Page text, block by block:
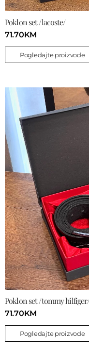
Poklon set /lacoste/
71.70KM
Pogledajte proizvode
Poklon set /tommy
71.70KM
Pogledajte proizvode